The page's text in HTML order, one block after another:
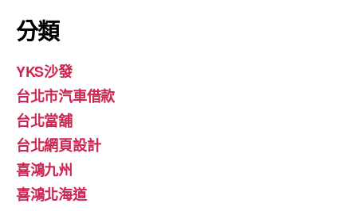
分類
YKS沙發
台北市汽車借款
台北當舖
台北網頁設計
喜鴻九州
喜鴻北海道